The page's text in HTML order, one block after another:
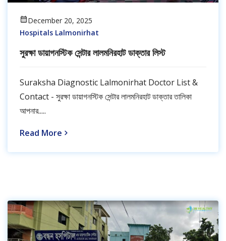
December 20, 2025
Hospitals Lalmonirhat
সুরক্ষা ডায়াগনস্টিক সেন্টার লালমনিরহাট ডাক্তার লিস্ট
Suraksha Diagnostic Lalmonirhat Doctor List &
Contact - সুরক্ষা ডায়াগনস্টিক সেন্টার লালমনিরহাট ডাক্তার তালিকা
আপনার.....
Read More